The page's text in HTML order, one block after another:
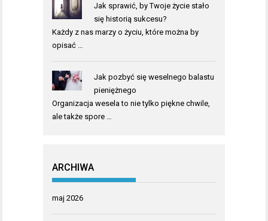
Jak sprawić, by Twoje życie stało
się historią sukcesu?
Każdy z nas marzy o życiu, które można by
opisać …
Jak pozbyć się weselnego balastu
pieniężnego
Organizacja wesela to nie tylko piękne chwile,
ale także spore …
ARCHIWA
maj 2026